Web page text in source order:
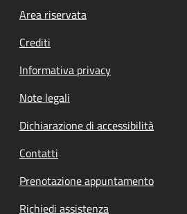
Footer menu
Area riservata
Crediti
Informativa privacy
Note legali
Dichiarazione di accessibilità
Contatti
Prenotazione appuntamento
Richiedi assistenza